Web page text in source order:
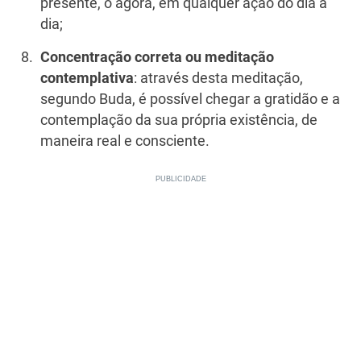
presente, o agora, em qualquer ação do dia a
dia;
Concentração correta ou meditação
contemplativa: através desta meditação,
segundo Buda, é possível chegar a gratidão e a
contemplação da sua própria existência, de
maneira real e consciente.